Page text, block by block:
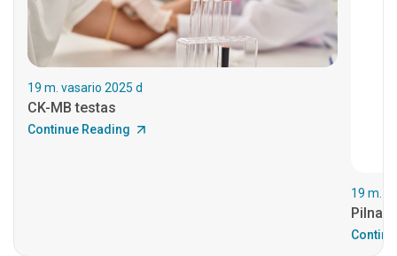
19 m. vasario 2025 d
CK-MB testas
Continue Reading
19 m.
Pilnas